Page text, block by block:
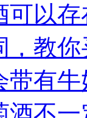
可以
，教
带有